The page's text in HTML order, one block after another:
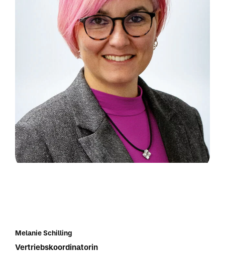
Melanie Schilling
Vertriebskoordinatorin